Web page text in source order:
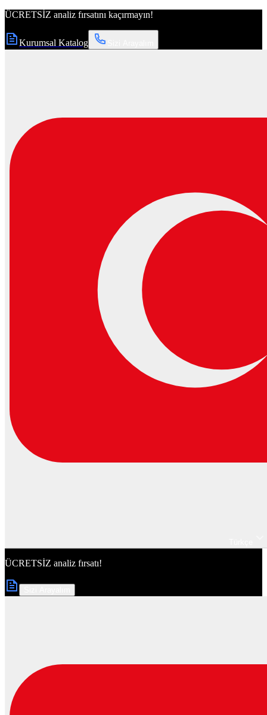
ÜCRETSİZ analiz fırsatını kaçırmayın!
Kurumsal Katalog
ÜCRETSİZ analiz fırsatı!